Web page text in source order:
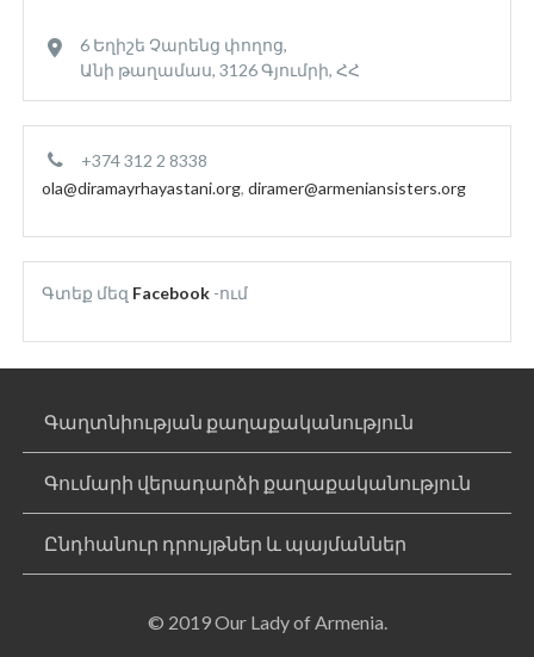
6 Եղիշե Չարենց փողոց,
Անի թաղամաս, 3126 Գյումրի, ՀՀ
+374 312 2 8338
ola@diramayrhayastani.org,diramer@armeniansisters.org
Գտեք մեզ Facebook -ում
Գաղտնիության քաղաքականություն
Գումարի վերադարձի քաղաքականություն
Ընդհանուր դրույթներ և պայմաններ
© 2019 Our Lady of Armenia.